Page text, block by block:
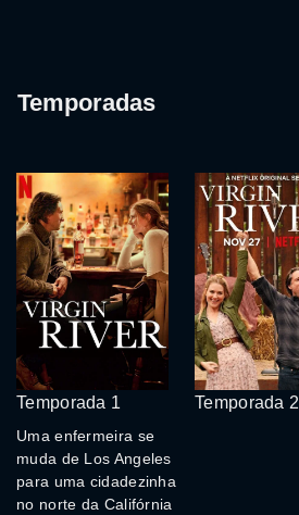
Temporadas
Temporada 1
Uma enfermeira se
muda de Los Angeles
para uma cidadezinha
no norte da Califórnia
Temporada 2